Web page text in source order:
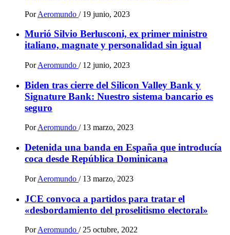
Por Aeromundo / 19 junio, 2023
Murió Silvio Berlusconi, ex primer ministro
italiano, magnate y personalidad sin igual
Por Aeromundo / 12 junio, 2023
Biden tras cierre del Silicon Valley Bank y
Signature Bank: Nuestro sistema bancario es
seguro
PorAeromundo / 13 marzo, 2023
Detenida una banda en España que introducía
coca desde República Dominicana
Por Aeromundo / 13 marzo, 2023
JCE convoca a partidos para tratar el
«desbordamiento del proselitismo electoral»
Por Aeromundo / 25 octubre, 2022